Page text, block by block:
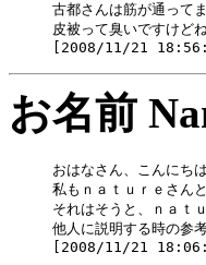
古都さんは筋が通って
皮被って臭いですけど
お名前
おはなさん、こんにちは
私もｎａｔｕｒｅさん
それはそうと、ｎａｔ
他人に説明する時の参